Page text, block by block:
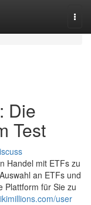
Die
Test
Handel mit ETFs zu
an ETFs und
Plattform für Sie zu
user